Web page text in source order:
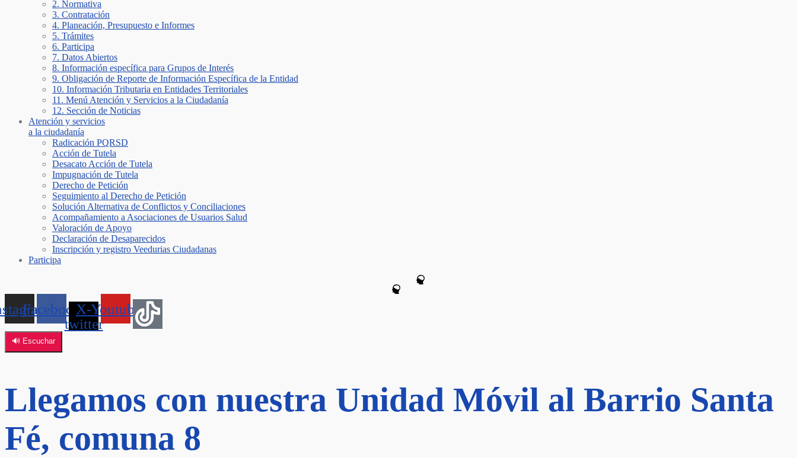
2. Normativa
3. Contratación
4. Planeación, Presupuesto e Informes
5. Trámites
6. Participa
7. Datos Abiertos
8. Información específica para Grupos de Interés
9. Obligación de Reporte de Información Específica de la Entidad
10. Información Tributaria en Entidades Territoriales
11. Menú Atención y Servicios a la Ciudadanía
12. Sección de Noticias
Atención y servicios
a la ciudadanía
Radicación PQRSD
Acción de Tutela
Desacato Acción de Tutela
Impugnación de Tutela
Derecho de Petición
Seguimiento al Derecho de Petición
Solución Alternativa de Conflictos y Conciliaciones
Acompañamiento a Asociaciones de Usuarios Salud
Valoración de Apoyo
Declaración de Desaparecidos
Inscripción y registro Veedurias Ciudadanas
Participa
FacebookX-
twitter
Youtube
🔊 Escuchar
Llegamos con nuestra Unidad Móvil al Barrio Santa
Fé, comuna 8